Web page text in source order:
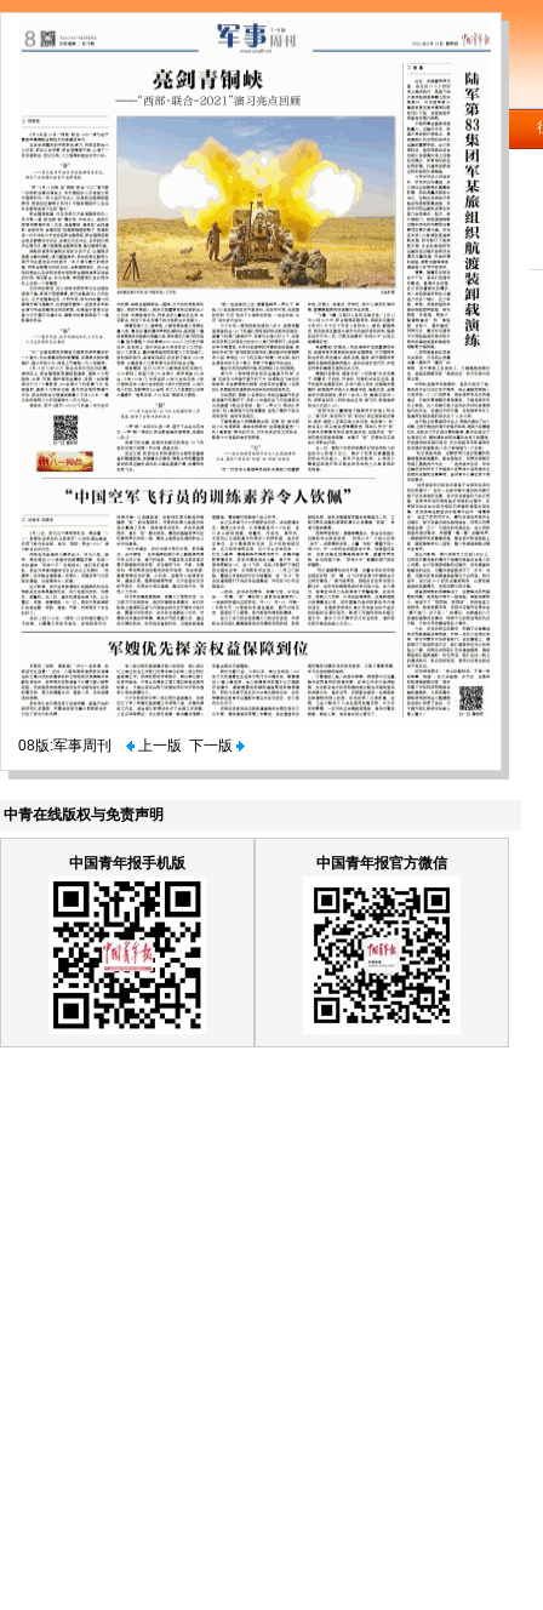
08版:军事周刊 上一版 下一版
中青在线版权与免责声明
中国青年报手机版 中国青年报官方微信